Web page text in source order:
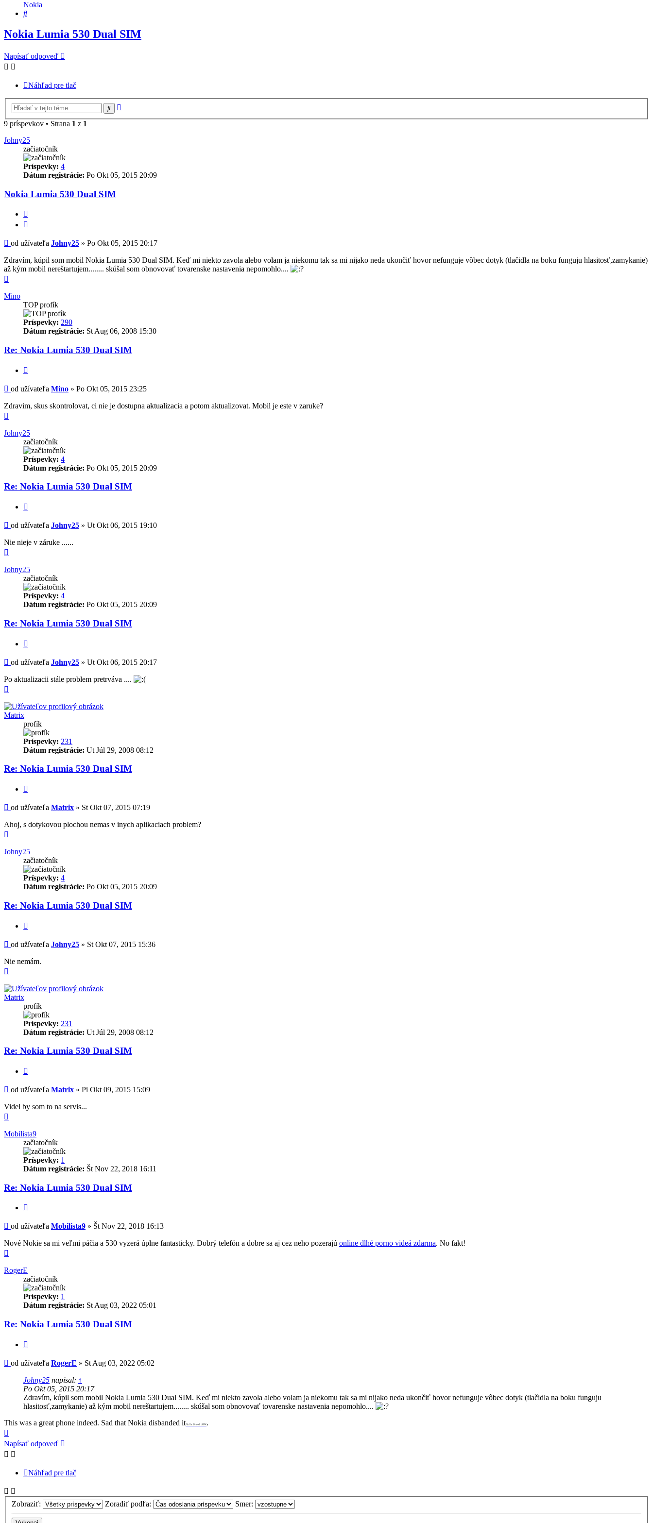
Nokia
Hľadať
Nokia Lumia 530 Dual SIM
Napísať odpoveď
Náhľad pre tlač
Hľadať
9 príspevkov • Strana 1 z 1
Johny25
začiatočník
Príspevky: 4
Dátum registrácie: Po Okt 05, 2015 20:09
Nokia Lumia 530 Dual SIM
Príspevok
od užívateľa Johny25 » Po Okt 05, 2015 20:17
Zdravím, kúpil som mobil Nokia Lumia 530 Dual SIM. Keď mi niekto zavola alebo volam ja niekomu tak sa mi nijako neda ukončiť hovor nefunguje vôbec dotyk (tlačidla na boku funguju hlasitosť,zamykanie)
až kým mobil nereštartujem........ skúšal som obnovovať tovarenske nastavenia nepomohlo....
Mino
TOP profík
Príspevky: 290
Dátum registrácie: St Aug 06, 2008 15:30
Re: Nokia Lumia 530 Dual SIM
Príspevok
od užívateľa Mino » Po Okt 05, 2015 23:25
Zdravim, skus skontrolovat, ci nie je dostupna aktualizacia a potom aktualizovat. Mobil je este v zaruke?
Johny25
začiatočník
Príspevky: 4
Dátum registrácie: Po Okt 05, 2015 20:09
Re: Nokia Lumia 530 Dual SIM
Príspevok
od užívateľa Johny25 » Ut Okt 06, 2015 19:10
Nie nieje v záruke ......
Johny25
začiatočník
Príspevky: 4
Dátum registrácie: Po Okt 05, 2015 20:09
Re: Nokia Lumia 530 Dual SIM
Príspevok
od užívateľa Johny25 » Ut Okt 06, 2015 20:17
Po aktualizacii stále problem pretrváva ....
Matrix
profík
Príspevky: 231
Dátum registrácie: Ut Júl 29, 2008 08:12
Re: Nokia Lumia 530 Dual SIM
Príspevok
od užívateľa Matrix » St Okt 07, 2015 07:19
Ahoj, s dotykovou plochou nemas v inych aplikaciach problem?
Johny25
začiatočník
Príspevky: 4
Dátum registrácie: Po Okt 05, 2015 20:09
Re: Nokia Lumia 530 Dual SIM
Príspevok
od užívateľa Johny25 » St Okt 07, 2015 15:36
Nie nemám.
Matrix
profík
Príspevky: 231
Dátum registrácie: Ut Júl 29, 2008 08:12
Re: Nokia Lumia 530 Dual SIM
Príspevok
od užívateľa Matrix » Pi Okt 09, 2015 15:09
Videl by som to na servis...
Mobilista9
začiatočník
Príspevky: 1
Dátum registrácie: Št Nov 22, 2018 16:11
Re: Nokia Lumia 530 Dual SIM
Príspevok
od užívateľa Mobilista9 » Št Nov 22, 2018 16:13
Nové Nokie sa mi veľmi páčia a 530 vyzerá úplne fantasticky. Dobrý telefón a dobre sa aj cez neho pozerajú online dlhé porno videá zdarma. No fakt!
RogerE
začiatočník
Príspevky: 1
Dátum registrácie: St Aug 03, 2022 05:01
Re: Nokia Lumia 530 Dual SIM
Príspevok
od užívateľa RogerE » St Aug 03, 2022 05:02
Johny25 napísal: ↑
Po Okt 05, 2015 20:17
Zdravím, kúpil som mobil Nokia Lumia 530 Dual SIM. Keď mi niekto zavola alebo volam ja niekomu tak sa mi nijako neda ukončiť hovor nefunguje vôbec dotyk (tlačidla na boku funguju
hlasitosť,zamykanie) až kým mobil nereštartujem........ skúšal som obnovovať tovarenske nastavenia nepomohlo....
This was a great phone indeed. Sad that Nokia disbanded itNulls Brawl APK.
Napísať odpoveď
Náhľad pre tlač
Zobraziť: Zoradiť podľa: Smer: